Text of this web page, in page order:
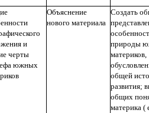
и
черты
южных
Объяснение
нового материала
Создать
природы
материков,
общей
развития;
общих
материка (